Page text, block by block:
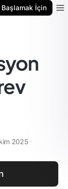
Başlamak İçin
2025